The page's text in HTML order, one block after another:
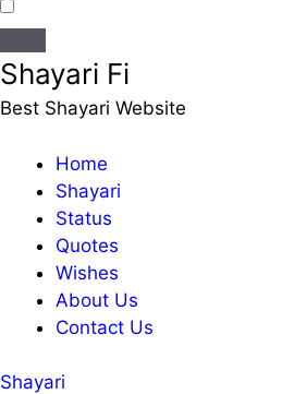
Shayari Fi
Best Shayari Website
Home
Shayari
Status
Quotes
Wishes
About Us
Contact Us
Shayari